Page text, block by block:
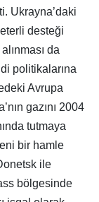
Ukrayna’daki
desteği
da
politikalarına
Avrupa
gazını 2004
tutmaya
bir hamle
ile
bölgesinde